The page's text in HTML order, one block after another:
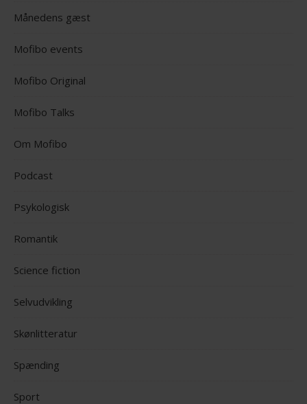
Månedens gæst
Mofibo events
Mofibo Original
Mofibo Talks
Om Mofibo
Podcast
Psykologisk
Romantik
Science fiction
Selvudvikling
Skønlitteratur
Spænding
Sport